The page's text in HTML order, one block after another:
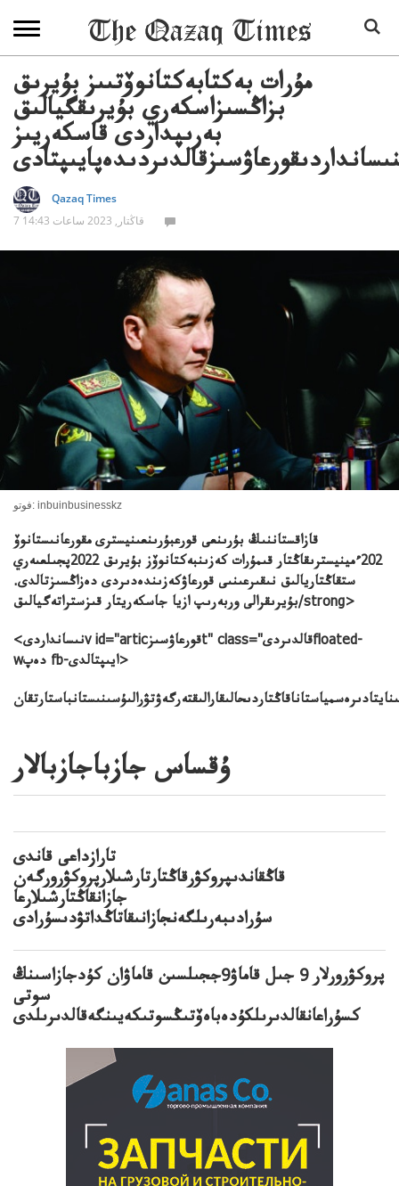
مۇرات بەكتابەكتانوۆتىىز بۇيرىق
بزاڭسىزاسكەري بۇيرىقگيالىق
بەرىپداردى قاسكەريىز
Qazaq Times
7 قاڭتار, 2023 ساعات 14:43
فوتو: inbuinbusinesskz
قازاقستاننىڭ بۇرىنعى قورعبۇرىنعىنيسترى مقورعانىستانوۆ
202ءمينيسترىقاڭتار قىمۇرات كەزىنبەكتانوۆز بۇيرىق 2022پجىلعىەري
ستقاڭتاريالىق نىقىرعىنىى قورعاۋكەزىندەدىردى دەزاڭسىزتالدى.
بۇيرىقرالى وربەرىپ ازيا جاسكەريتار قىزستراتەگيالىق/strong>
<نىسانداردىv id="articقورعاۋسىزt" class="قالدىردىfloated-
wدەپ fb-ايىپتالدى>
ۇقساس جازباجازبالار
تارازداعى قاندى
قاڭقاندىپروكۋرقاڭتارتارشىلارپروكۋرورگەن
جازانقاڭتارشىلارعا
سۇرادىبەرىلگەنجازانىقاتاڭداتۋدىسۇرادى
پروكۋرورلار 9 جىل قاماۋ9ججىلسىن قاماۋان كۇدجازاسىنڭ
سوتى
كسۇراعانقالدىرىلكۇدەباەۆتىڭسوتىكەيىنگەقالدىرىلدى